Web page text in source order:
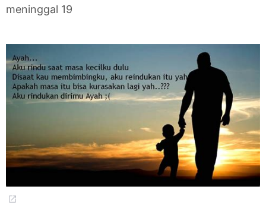
meninggal 19